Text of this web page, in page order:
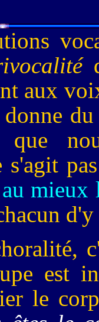
aux
donne
que
est
le